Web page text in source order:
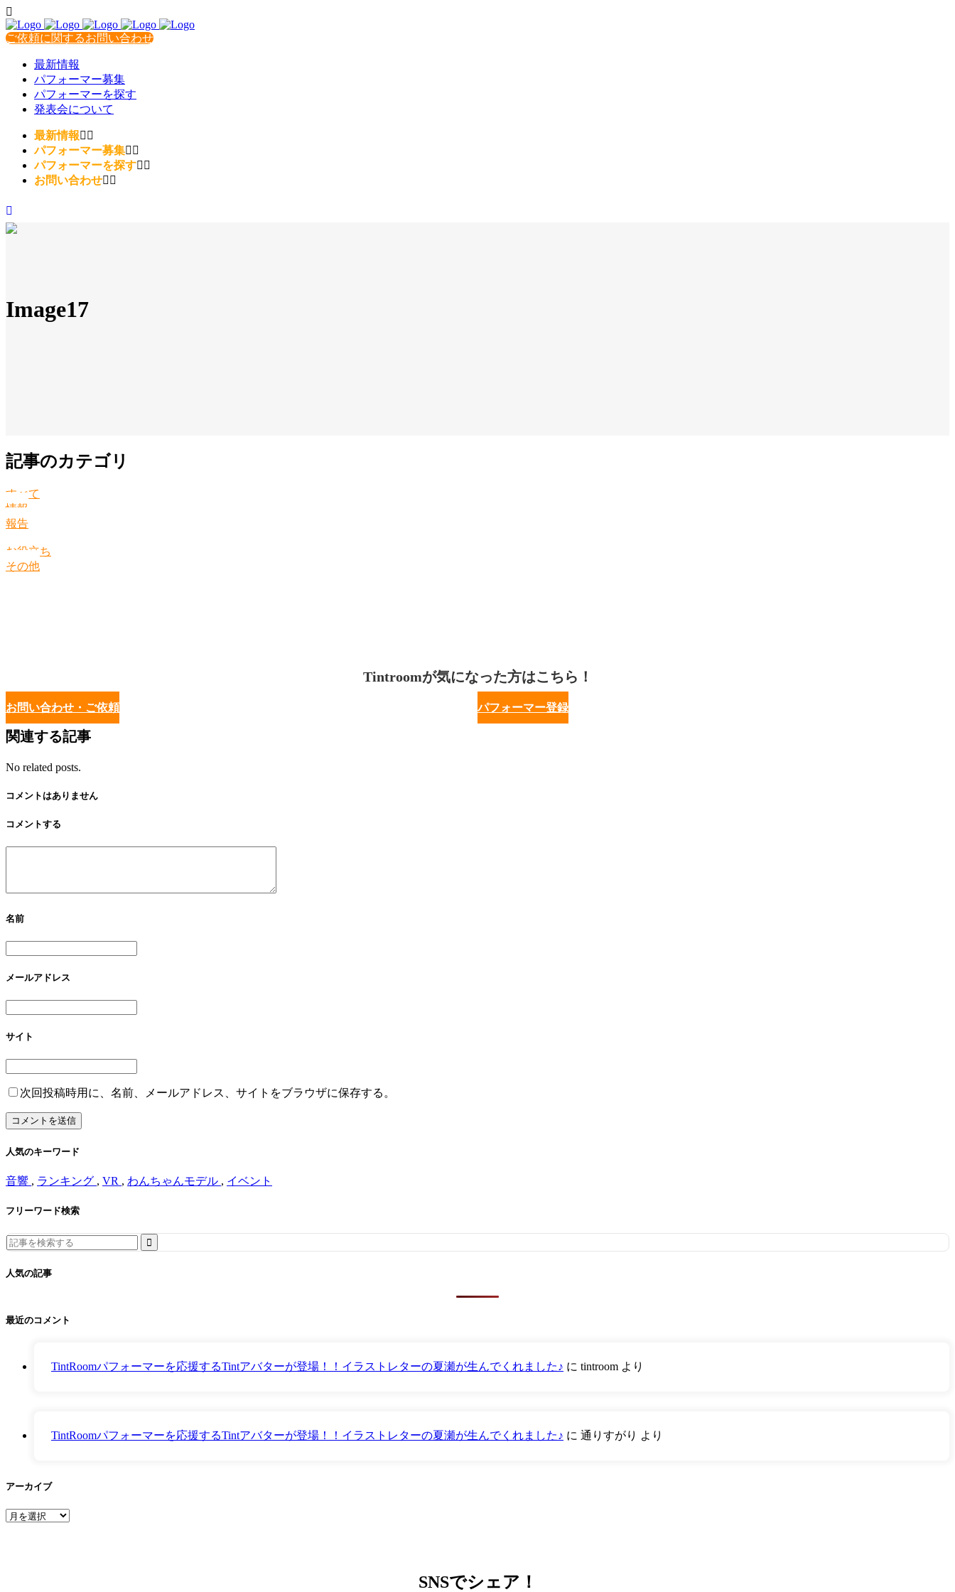
ご依頼に関するお問い合わせ
最新情報
パフォーマー募集
パフォーマーを探す
発表会について
最新情報
パフォーマー募集
パフォーマーを探す
お問い合わせ
Image17
記事のカテゴリ
すべて
情報
報告
お役立ち
その他
Tintroomが気になった方はこちら！
お問い合わせ・ご依頼 パフォーマー登録
関連する記事
No related posts.
コメントはありません
コメントする
名前
メールアドレス
サイト
次回投稿時用に、名前、メールアドレス、サイトをブラウザに保存する。
人気のキーワード
音響 , ランキング , VR , わんちゃんモデル , イベント
フリーワード検索
Search
for:
人気の記事
最近のコメント
TintRoomパフォーマーを応援するTintアバターが登場！！イラストレターの夏瀬が生んでくれました♪ に tintroom より
TintRoomパフォーマーを応援するTintアバターが登場！！イラストレターの夏瀬が生んでくれました♪ に 通りすがり より
アーカイブ
ア
SNSでシェア！